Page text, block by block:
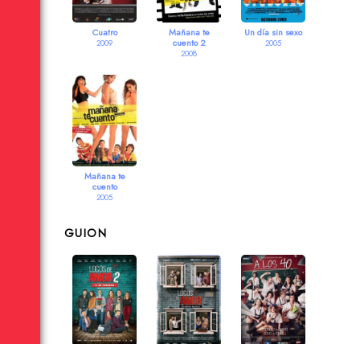
Cuatro
2009
Mañana te
cuento 2
2008
Un día sin sexo
2005
Mañana te
cuento
2005
GUION